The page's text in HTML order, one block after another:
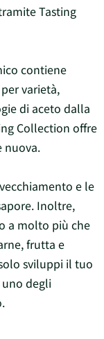
Tasting
contiene
varietà,
di aceto dalla
Collection offre
nuova.
e le
Inoltre,
a molto più che
frutta e
sviluppi il tuo
degli